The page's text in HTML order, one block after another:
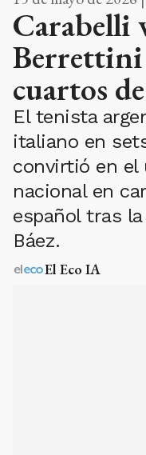
Carabelli
Berrettini
cuartos
El tenista
italiano en
convirtió en el
nacional en
español tras
Báez.
El Eco IA